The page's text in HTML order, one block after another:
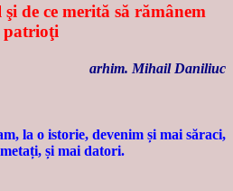
de ce merită să rămânem
patrioţi
arhim. Mihail Daniliuc
la o istorie, devenim și mai săraci,
și mai datori.